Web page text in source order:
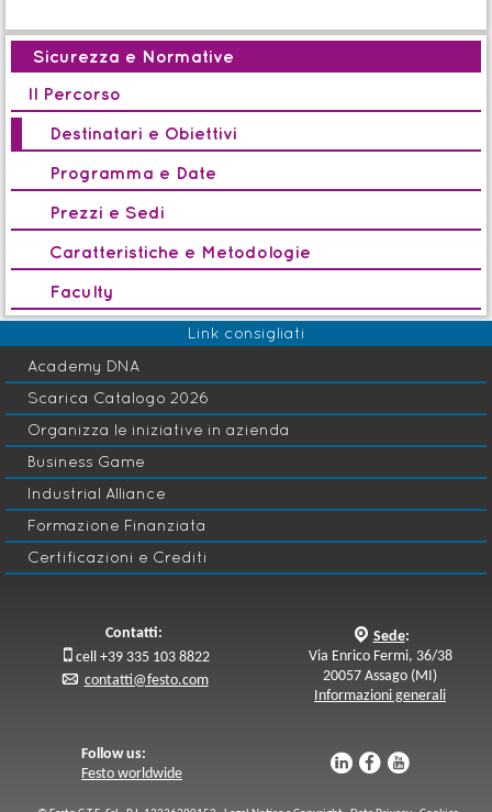
O Percorso
Product re-design to cost
Edizione completata
R Percorso
Shopfloor Management
3
Progettazione
a Sicurezza e Normative
k Project Management
Sicurezza e Normative
Il Percorso
Destinatari e Obiettivi
Programma e Date
Prezzi e Sedi
Caratteristiche e Metodologie
Faculty
Link consigliati
Academy DNA
Scarica Catalogo 2026
Organizza le iniziative in azienda
Business Game
Industrial Alliance
Formazione Finanziata
Certificazioni e Crediti
Contatti:
 cell +39 335 103 8822
p contatti@festo.com
q Sede:
Via Enrico Fermi, 36/38
20057 Assago (MI)
Informazioni generali
Follow us: u s v
Festo worldwide